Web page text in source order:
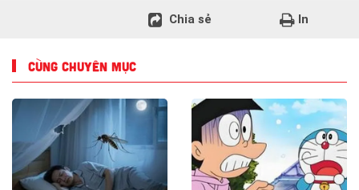
Chia sẻ In
CÙNG CHUYÊN MỤC